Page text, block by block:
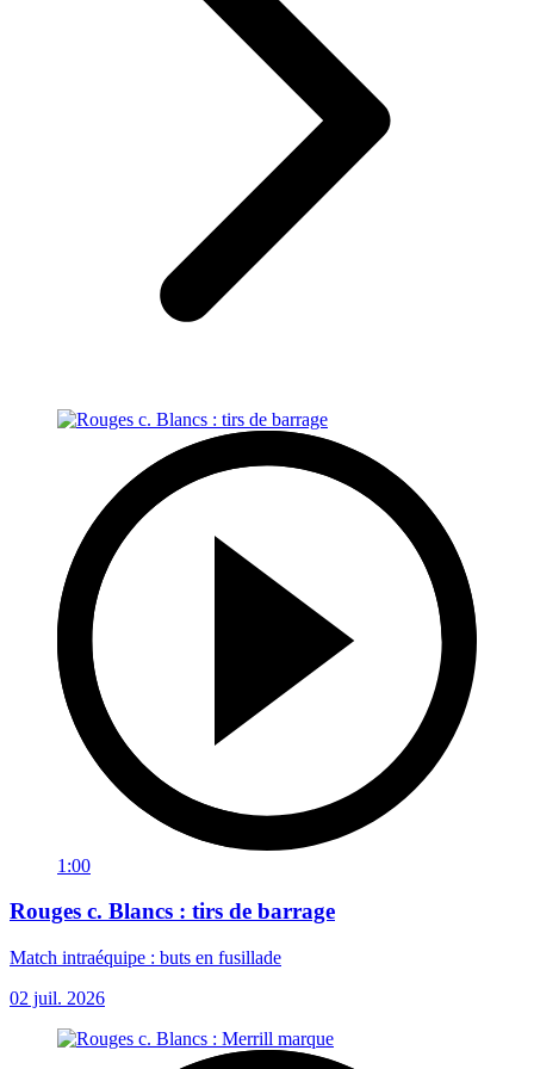
1:00
Rouges c. Blancs : tirs de barrage
Match intraéquipe : buts en fusillade
02 juil. 2026